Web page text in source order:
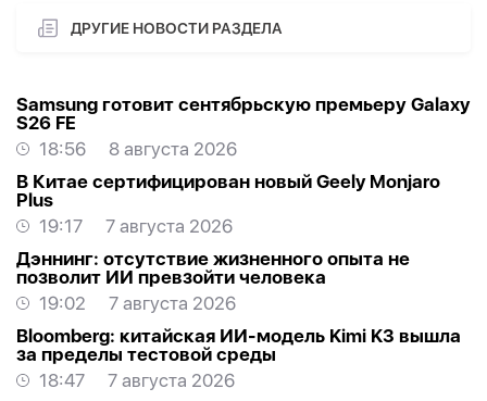
ДРУГИЕ НОВОСТИ РАЗДЕЛА
Samsung готовит сентябрьскую премьеру Galaxy
S26 FE
18:56
8 августа 2026
В Китае сертифицирован новый Geely Monjaro
Plus
19:17
7 августа 2026
Дэннинг: отсутствие жизненного опыта не
позволит ИИ превзойти человека
19:02
7 августа 2026
Bloomberg: китайская ИИ-модель Kimi K3 вышла
за пределы тестовой среды
18:47
7 августа 2026